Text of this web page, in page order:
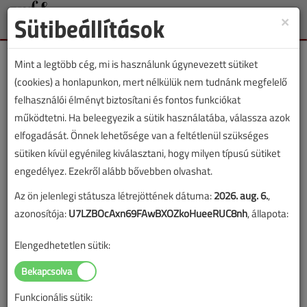
Toggle
Lapszám:
TARTALOM
Szakmatörténet
Vissza a hőskorba!
Kazán gázégők kezdetleges
biztosítóberendezése
2024/7-8. lapszám
×
Sütibeállítások
Mint a legtöbb cég, mi is használunk úgynevezett sütiket
(cookies) a honlapunkon, mert nélkülük nem tudnánk megfelelő
felhasználói élményt biztosítani és fontos funkciókat
működtetni. Ha beleegyezik a sütik használatába, válassza azok
elfogadását. Önnek lehetősége van a feltétlenül szükséges
sütiken kívül egyénileg kiválasztani, hogy milyen típusú sütiket
engedélyez. Ezekről alább bővebben olvashat.
Az ön jelenlegi státusza létrejöttének dátuma:2026. aug. 6.,
azonosítója:U7LZBOcAxn69FAwBXOZkoHueeRUC8nh, állapota:
Elengedhetetlen sütik:
Funkcionális sütik: